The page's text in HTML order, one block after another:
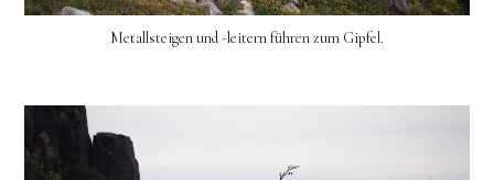
Metallsteigen und -leitern führen zum Gipfel.